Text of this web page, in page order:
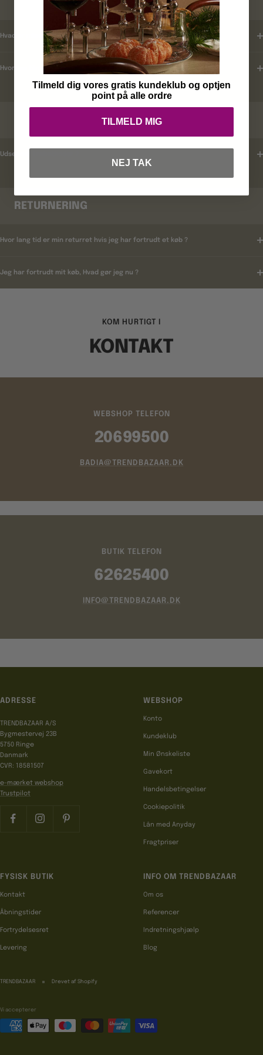
Hvad er mine fordele ?
Hvordan tilmelder jeg mig ?
Udsender i rabatkoder ?
RETURNERING
Hvor lang tid er min returret hvis jeg har fortrudt et køb ?
Jeg har fortrudt mit køb, Hvad gør jeg nu ?
KOM HURTIGT I
KONTAKT
WEBSHOP TELEFON
20699500
BADIA@TRENDBAZAAR.DK
BUTIK TELEFON
62625400
INFO@TRENDBAZAAR.DK
ADRESSE
TRENDBAZAAR A/S
Bygmestervej 23B
5750 Ringe
Danmark
CVR: 18581507
e-mærket webshop
Trustpilot
WEBSHOP
Konto
Kundeklub
Min Ønskeliste
Gavekort
Handelsbetingelser
Cookiepolitik
Lån med Anyday
Fragtpriser
FYSISK BUTIK
Kontakt
Åbningstider
Fortrydelsesret
Levering
INFO OM TRENDBAZAAR
Om os
Referencer
Indretningshjælp
Blog
TRENDBAZAAR Drevet af Shopify
Vi accepterer
Tilmeld dig vores gratis kundeklub og optjen
point på alle ordre
TILMELD MIG
NEJ TAK